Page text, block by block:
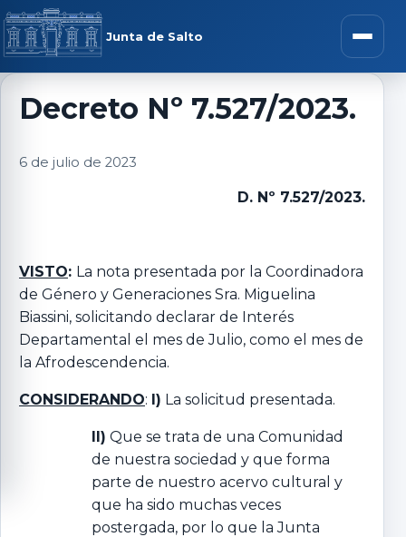
Saltar al contenido
Junta de Salto Abrir
menú
Decreto Nº 7.527/2023.
6 de julio de 2023
D. Nº 7.527/2023.
VISTO: La nota presentada por la Coordinadora
de Género y Generaciones Sra. Miguelina
Biassini, solicitando declarar de Interés
Departamental el mes de Julio, como el mes de
la Afrodescendencia.
CONSIDERANDO: I) La solicitud presentada.
II) Que se trata de una Comunidad
de nuestra sociedad y que forma
parte de nuestro acervo cultural y
que ha sido muchas veces
postergada, por lo que la Junta